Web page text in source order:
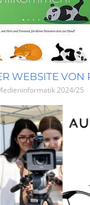
2024/25